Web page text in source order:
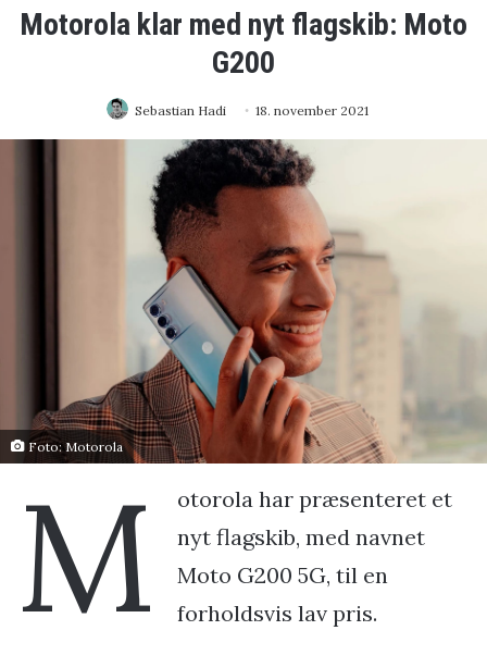
Motorola klar med nyt flagskib: Moto
G200
Sebastian Hadi 18. november 2021
Foto: Motorola
M
otorola har præsenteret et
nyt flagskib, med navnet
Moto G200 5G, til en
forholdsvis lav pris.